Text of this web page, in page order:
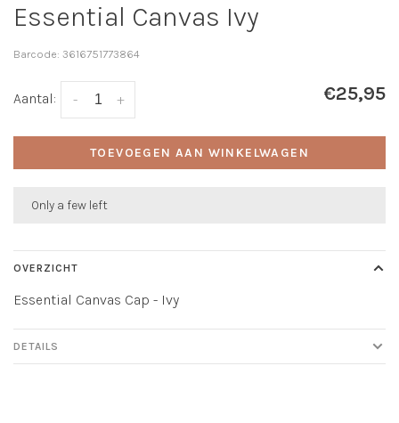
Essential Canvas Ivy
Barcode: 3616751773864
Aantal: +
- €25,95
TOEVOEGEN AAN WINKELWAGEN
Only a few left
OVERZICHT
Essential Canvas Cap - Ivy
DETAILS